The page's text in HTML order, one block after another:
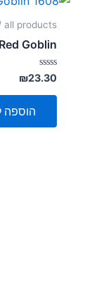
all products
Goblin
דורג
0
מתוך
₪23.30
הוספה